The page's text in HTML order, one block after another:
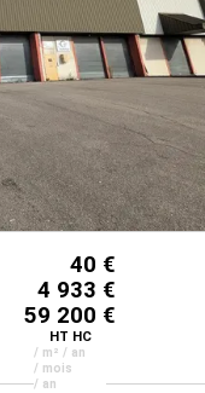
40 €
4 933 €
59 200 €
HT HC
/ m² / an
/ mois
/ an